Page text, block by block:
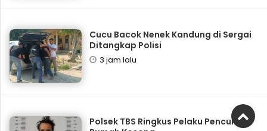
Cucu Bacok Nenek Kandung di Sergai
Ditangkap Polisi
3 jam lalu
Polsek TBS Ringkus Pelaku Pencuri